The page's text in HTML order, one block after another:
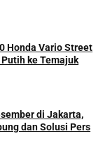
Honda Vario Street
ke Temajuk
di Jakarta,
dan Solusi Pers